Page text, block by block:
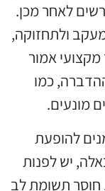
לאחר מכן.
ולתחזוקה,
מקצועי אמור
כמו
מונעים.
להופעת
יש לפנות
חוסר תשומת לב